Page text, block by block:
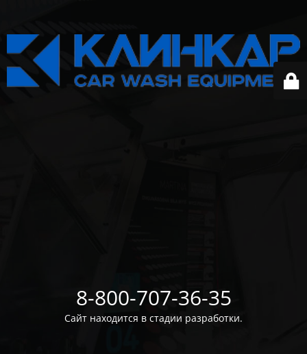
8-800-707-36-35
Сайт находится в стадии разработки.